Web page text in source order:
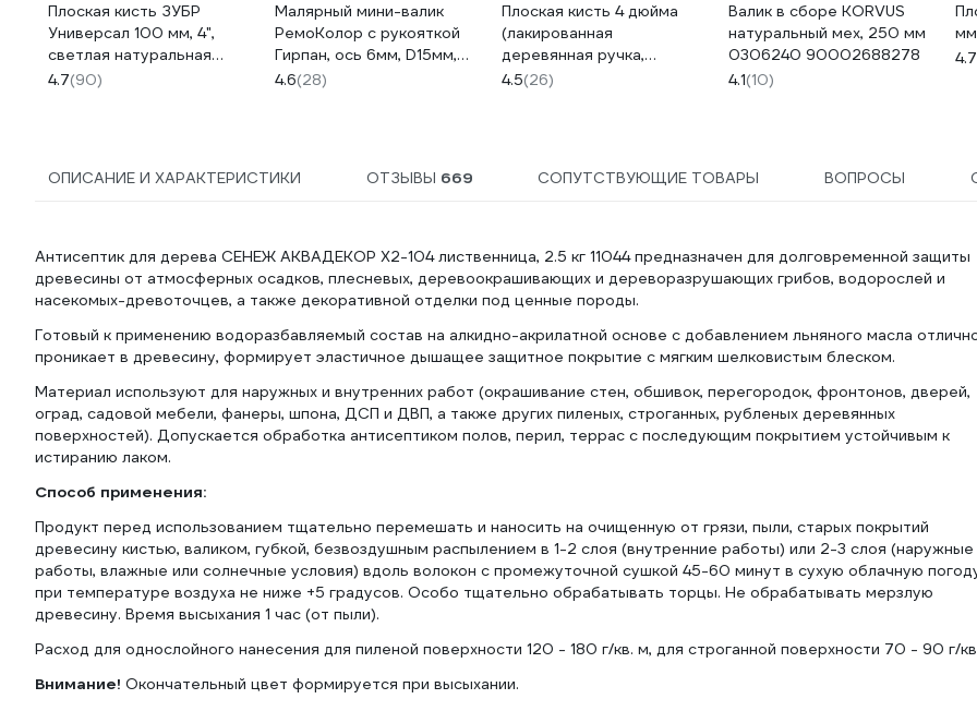
Плоская кисть ЗУБР
Универсал 100 мм, 4",
светлая натуральная
щетина 01099-100_z01
4.7(90)
Малярный мини-валик
РемоКолор с рукояткой
Гирпан, ось 6мм, D15мм,
100мм, 06-4-521
4.6(28)
Плоская кисть 4 дюйма
(лакированная
деревянная ручка,
натуральная щетина, для
4.5(26)
Валик в сборе KORVUS
натуральный мех, 250 мм
0306240 90002688278
4.1(10)
4.7
ОПИСАНИЕ И ХАРАКТЕРИСТИКИ ОТЗЫВЫ 669 СОПУТСТВУЮЩИЕ ТОВАРЫ ВОПРОСЫ
Антисептик для дерева СЕНЕЖ АКВАДЕКОР Х2-104 лиственница, 2.5 кг 11044 предназначен для долговременной защиты
древесины от атмосферных осадков, плесневых, деревоокрашивающих и дереворазрушающих грибов, водорослей и
насекомых-древоточцев, а также декоративной отделки под ценные породы.
Готовый к применению водоразбавляемый состав на алкидно-акрилатной основе с добавлением льняного масла
проникает в древесину, формирует эластичное дышащее защитное покрытие с мягким шелковистым блеском.
Материал используют для наружных и внутренних работ (окрашивание стен, обшивок, перегородок, фронтонов, дверей,
оград, садовой мебели, фанеры, шпона, ДСП и ДВП, а также других пиленых, строганных, рубленых деревянных
поверхностей). Допускается обработка антисептиком полов, перил, террас с последующим покрытием устойчивым к
истиранию лаком.
Способ применения:
Продукт перед использованием тщательно перемешать и наносить на очищенную от грязи, пыли, старых покрытий
древесину кистью, валиком, губкой, безвоздушным распылением в 1-2 слоя (внутренние работы) или 2-3 слоя (наружные
работы, влажные или солнечные условия) вдоль волокон с промежуточной сушкой 45-60 минут в сухую облачную
при температуре воздуха не ниже +5 градусов. Особо тщательно обрабатывать торцы. Не обрабатывать мерзлую
древесину. Время высыхания 1 час (от пыли).
Расход для однослойного нанесения для пиленой поверхности 120 - 180 г/кв. м, для строганной поверхности 70 - 90 г/
Внимание! Окончательный цвет формируется при высыхании.